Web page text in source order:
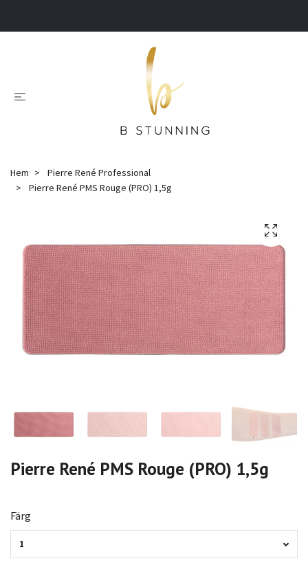
Hem
Pierre René Professional
Pierre René PMS Rouge (PRO) 1,5g
Pierre René PMS Rouge (PRO) 1,5g
Färg
1